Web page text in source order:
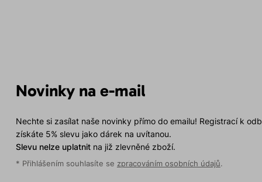
Novinky na e-mail
Nechte si zasílat naše novinky přímo do emailu! Registrací k
získáte 5% slevu jako dárek na uvítanou.
Slevu nelze uplatnitna již zlevněné zboží.
* Přihlášením souhlasíte se zpracováním osobních údajů.